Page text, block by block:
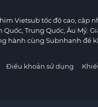
Vietsub tốc độ cao,
Trung Quốc, Âu
hành cùng Subnhanh để
Điều khoản sử dụng